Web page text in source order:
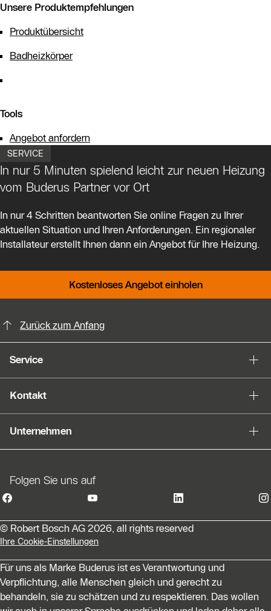
Unsere Produktempfehlungen
Produktübersicht
Badheizkörper
Tools
Angebot anfordern
SERVICE
In nur 5 Minuten spielend leicht zur neuen Heizung
vom Buderus Partner vor Ort
In nur 4 Schritten beantworten Sie online Fragen zu Ihrer
aktuellen Situation und Ihren Anforderungen. Ein regionaler
Installateur erstellt Ihnen dann ein Angebot für Ihre Heizung.
Kostenloses Angebot einholen
Zurück zum Anfang
Service
Kontakt
Unternehmen
Folgen Sie uns auf
© Robert Bosch AG 2026, all rights reserved
Ihre Cookie-Einstellungen
Für uns als Marke Buderus ist es Verantwortung und
Verpflichtung, alle Menschen gleich und gerecht zu
behandeln, sie zu schätzen und zu respektieren. Das wollen